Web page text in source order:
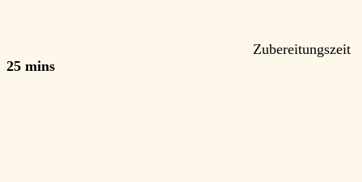
Zubereitungszeit
25 mins